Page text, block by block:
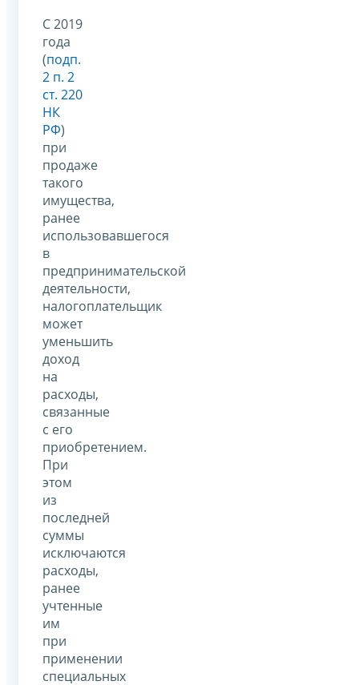
С 2019
года
(подп.
2 п. 2
ст. 220
НК
РФ)
при
продаже
такого
имущества,
ранее
использовавшегося
в
предпринимательской
деятельности,
налогоплательщик
может
уменьшить
доход
на
расходы,
связанные
с его
приобретением.
При
этом
из
последней
суммы
исключаются
расходы,
ранее
учтенные
им
при
применении
специальных